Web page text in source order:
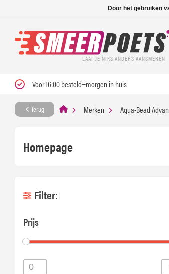
LAAT JE NIKS ANDERS AANSMEREN
Voor 16:00 besteld=morgen in huis
Terug Merken Aqua-Bead
Homepage
Filter:
Prijs
Door het gebruiken